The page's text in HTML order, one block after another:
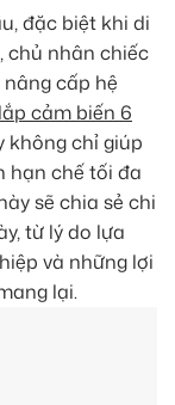
đặc biệt khi di
chủ nhân chiếc
cấp hệ
lắp cảm biến 6
không chỉ giúp
hạn chế tối đa
sẽ chia sẻ chi
từ lý do lựa
và những lợi
lại.